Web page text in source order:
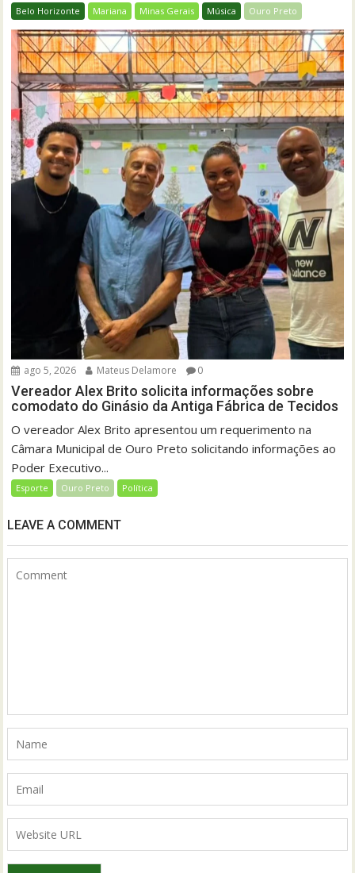
Belo Horizonte Mariana Minas Gerais Música Ouro Preto
ago 5, 2026 Mateus Delamore 0
Vereador Alex Brito solicita informações sobre
comodato do Ginásio da Antiga Fábrica de Tecidos
O vereador Alex Brito apresentou um requerimento na
Câmara Municipal de Ouro Preto solicitando informações ao
Poder Executivo...
Esporte Ouro Preto Política
LEAVE A COMMENT